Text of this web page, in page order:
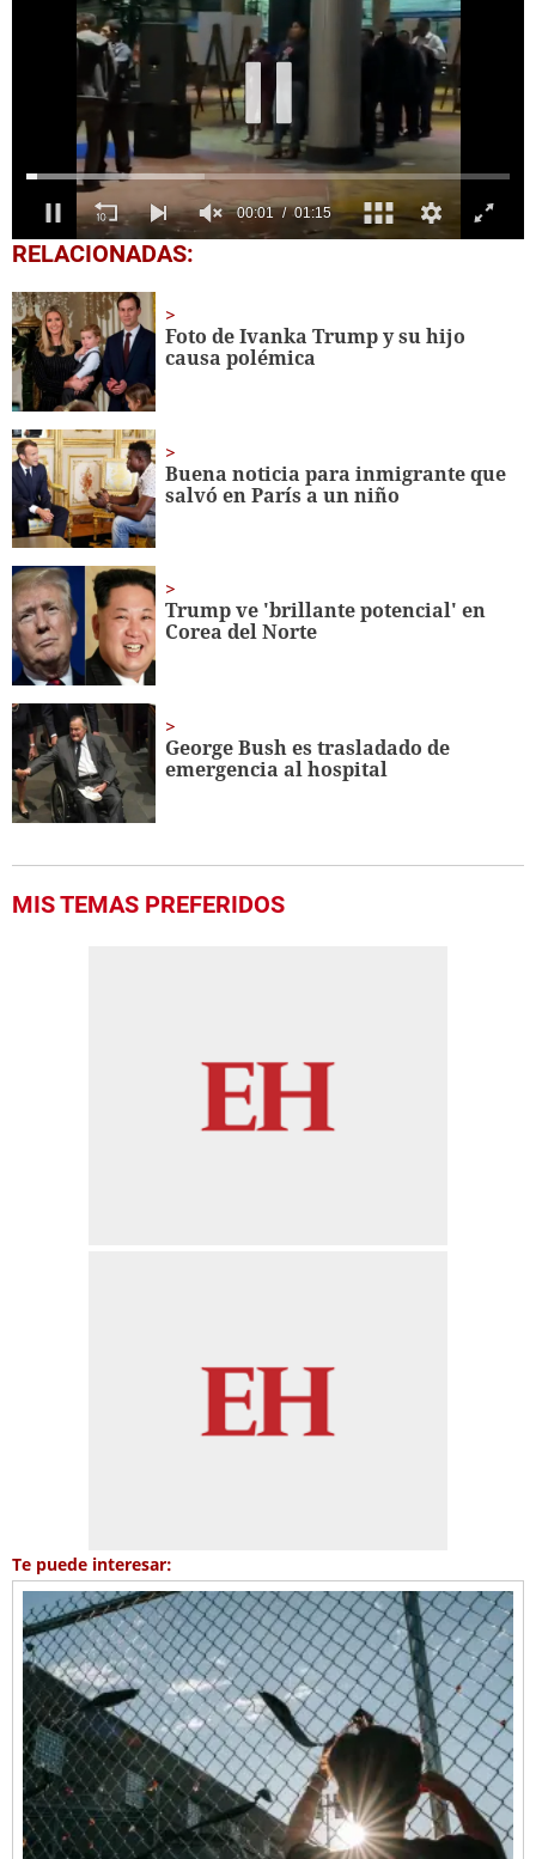
0
seconds
1
minute,
15
seconds
RELACIONADAS:
Foto de Ivanka Trump y su hijo
causa polémica
Buena noticia para inmigrante que
salvó en París a un niño
Trump ve 'brillante potencial' en
Corea del Norte
George Bush es trasladado de
emergencia al hospital
MIS TEMAS PREFERIDOS
Te puede interesar: